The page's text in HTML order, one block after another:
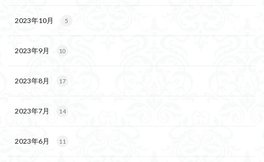
2023年10月 5
2023年9月 10
2023年8月 17
2023年7月 14
2023年6月 11